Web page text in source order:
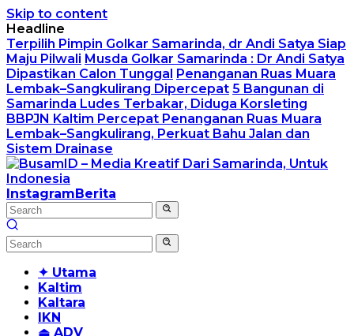
Skip to content
Headline
Terpilih Pimpin Golkar Samarinda, dr Andi Satya Siap
Maju Pilwali Musda Golkar Samarinda : Dr Andi Satya
Dipastikan Calon Tunggal Penanganan Ruas Muara
Lembak–Sangkulirang Dipercepat 5 Bangunan di
Samarinda Ludes Terbakar, Diduga Korsleting
BBPJN Kaltim Percepat Penanganan Ruas Muara
Lembak–Sangkulirang, Perkuat Bahu Jalan dan
Sistem Drainase
InstagramBerita
✦ Utama
Kaltim
Kaltara
IKN
⏏ ADV